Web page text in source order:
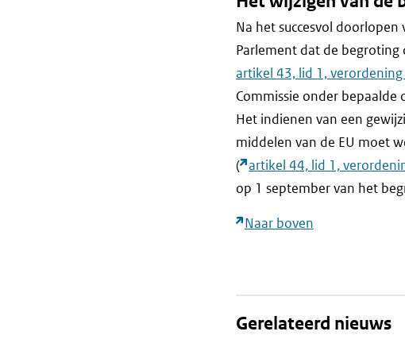
Na het succesvol
Parlement dat de begroting
artikel 43, lid 1,
Commissie onder
Het indienen van een
middelen van de EU moet
( artikel 44, lid 1,
op 1 september van het
Naar boven
Gerelateerd nieuws